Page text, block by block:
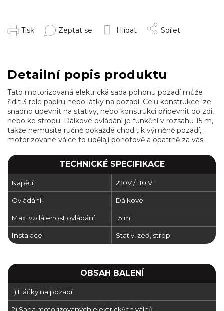
Tisk Zeptat se Hlídat Sdílet
Detailní popis produktu
Tato motorizovaná elektrická sada pohonu pozadí může
řídit 3 role papíru nebo látky na pozadí. Celu konstrukce lze
snadno upevnit na stativy, nebo konstrukci připevnit do zdi,
nebo ke stropu. Dálkové ovládání je funkční v rozsahu 15 m,
takže nemusíte ručně pokaždé chodit k výměně pozadí,
motorizované válce to udělají pohotově a opatrně za vás.
TECHNICKÉ SPECIFIKACE
Napětí: 220V / 110 V
Ovládání: Dálkové
Max. vzdálenost ovládání: 15 m
Instalace: Stativ, zeď, strop
OBSAH BALENÍ
1) Háčky na pozadí
2) Sada motorizovaných elektrických válců